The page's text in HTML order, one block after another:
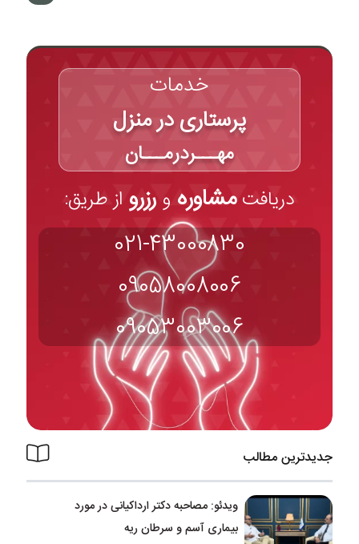
خدمات
پرستاری در منزل
مهـــردرمـــان
دریافتمشاوره و رزرو از طریق:
021-43000830
09058008006
09053003006
جدیدترین مطالب
ویدئو: مصاحبه دکتر ارداکیانی در مورد
بیماری آسم و سرطان ریه